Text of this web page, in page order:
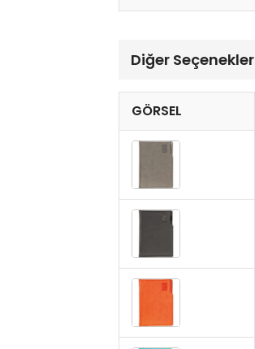
Diğer Seçenekler
GÖRSEL